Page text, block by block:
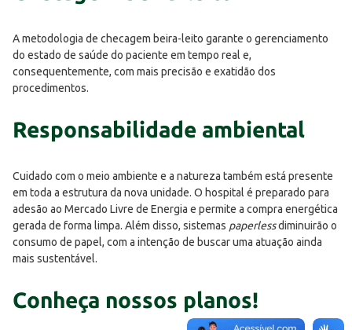
A metodologia de checagem beira-leito garante o gerenciamento
do estado de saúde do paciente em tempo real e,
consequentemente, com mais precisão e exatidão dos
procedimentos.
Responsabilidade ambiental
Cuidado com o meio ambiente e a natureza também está presente
em toda a estrutura da nova unidade. O hospital é preparado para
adesão ao Mercado Livre de Energia e permite a compra energética
gerada de forma limpa. Além disso, sistemas paperlessdiminuirão o
consumo de papel, com a intenção de buscar uma atuação ainda
mais sustentável.
Conheça nossos planos!